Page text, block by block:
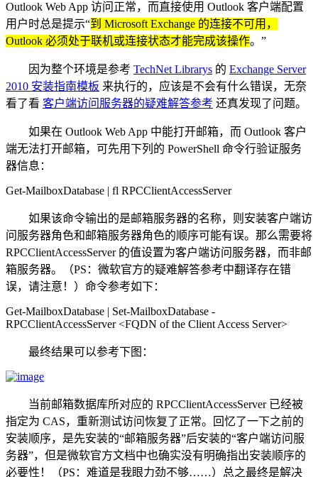
Outlook Web App 访问正常，而直接使用 Outlook 客户端配置
用户时总是提示“到 Microsoft Exchange 的连接不可用，
Outlook 必须处于联机或连接状态才能完成该操作。”
因为整个环境是参考 TechNet Librarys 的 Exchange Server
2010 安装指南模板 来执行的，应该是不会有什么错误，无奈
看了看 客户端访问服务器的疑难解答参考 还真发现了问题。
如果在 Outlook Web App 中能打开邮箱，而 Outlook 客户
端无法打开邮箱，可先用下列的 PowerShell 命令行验证服务
器信息：
Get-MailboxDatabase | fl RPCClientAccessServer
如果该命令输出的是邮箱服务器的名称，则安装客户端访
问服务器角色和邮箱服务器角色的顺序可能有误。那么需要将
RPCClientAccessServer 的值设置为客户端访问服务器，而非邮
箱服务器。（PS：微软官方的疑难解答参考中翻译存在错
误，请注意！）命令参考如下：
Get-MailboxDatabase | Set-MailboxDatabase -
RPCClientAccessServer <FQDN of the Client Access Server>
最终结果可以参考下图：
当前邮箱数据库所对应的 RPCClientAccessServer 已经被
指定为 CAS，重新测试访问恢复了正常。回忆了一下之前的
安装顺序，是先安装的“邮箱服务器”后安装的“客户端访问服
务器”，但是微软官方文档中也确实没有明确指出安装顺序的
必要性！（PS：难道是我眼力劲不够……）总之最终是解决